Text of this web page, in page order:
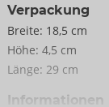
Verpackung
Breite: 18,5 cm
Höhe: 4,5 cm
Länge: 29 cm
Informationen